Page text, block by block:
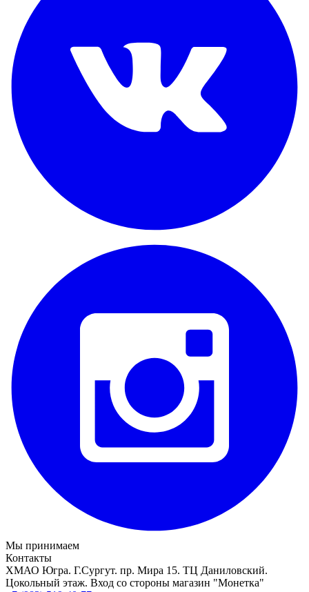
Мы принимаем
Контакты
ХМАО Югра. Г.Сургут. пр. Мира 15. ТЦ Даниловский.
Цокольный этаж. Вход со стороны магазин "Монетка"